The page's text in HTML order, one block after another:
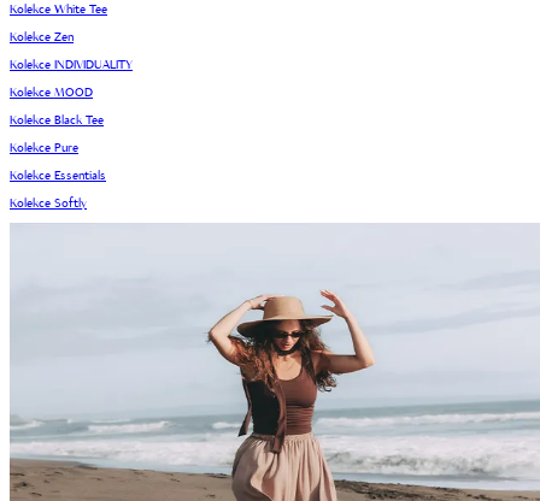
Kolekce White Tee
Kolekce Zen
Kolekce INDIVIDUALITY
Kolekce MOOD
Kolekce Black Tee
Kolekce Pure
Kolekce Essentials
Kolekce Softly